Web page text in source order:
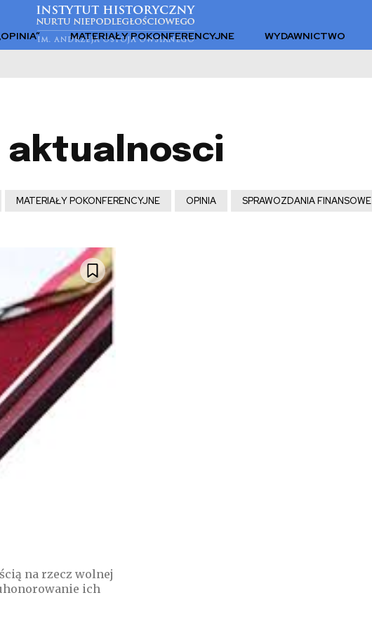
MATERIAŁY POKONFERENCYJNE WYDAWNICTWO
aktualnosci
MATERIAŁY POKONFERENCYJNE OPINIA SPRAWOZDANIA FINANSOWE
na rzecz wolnej
ich